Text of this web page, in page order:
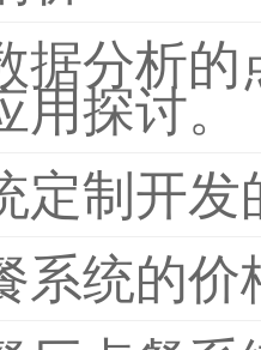
据分析
探讨。
定制开
系统的